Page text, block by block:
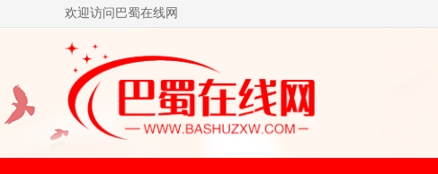
欢迎访问巴蜀在线网